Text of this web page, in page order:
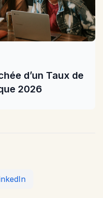
d’un Taux de
2026